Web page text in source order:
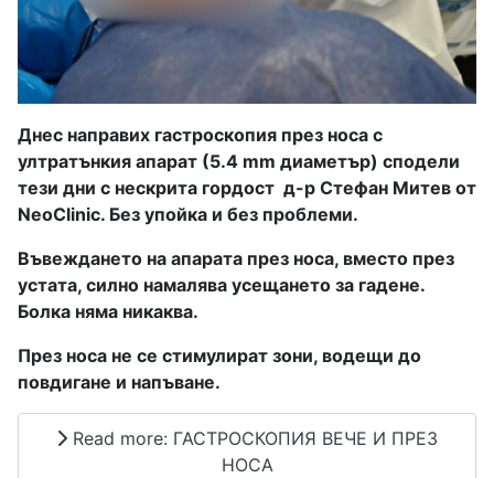
Днес направих гастроскопия през носа с
ултратънкия апарат (5.4 mm диаметър) сподели
тези дни с нескрита гордост д-р Стефан Митев от
NeoClinic. Без упойка и без проблеми.
Въвеждането на апарата през носа, вместо през
устата, силно намалява усещането за гадене.
Болка няма никаква.
През носа не се стимулират зони, водещи до
повдигане и напъване.
Read more: ГАСТРОСКОПИЯ ВЕЧЕ И ПРЕЗ
НОСА